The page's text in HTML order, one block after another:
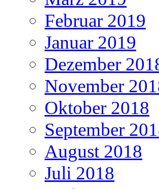
Februar 2019
Januar 2019
Dezember
November
Oktober 2018
September
August 2018
Juli 2018